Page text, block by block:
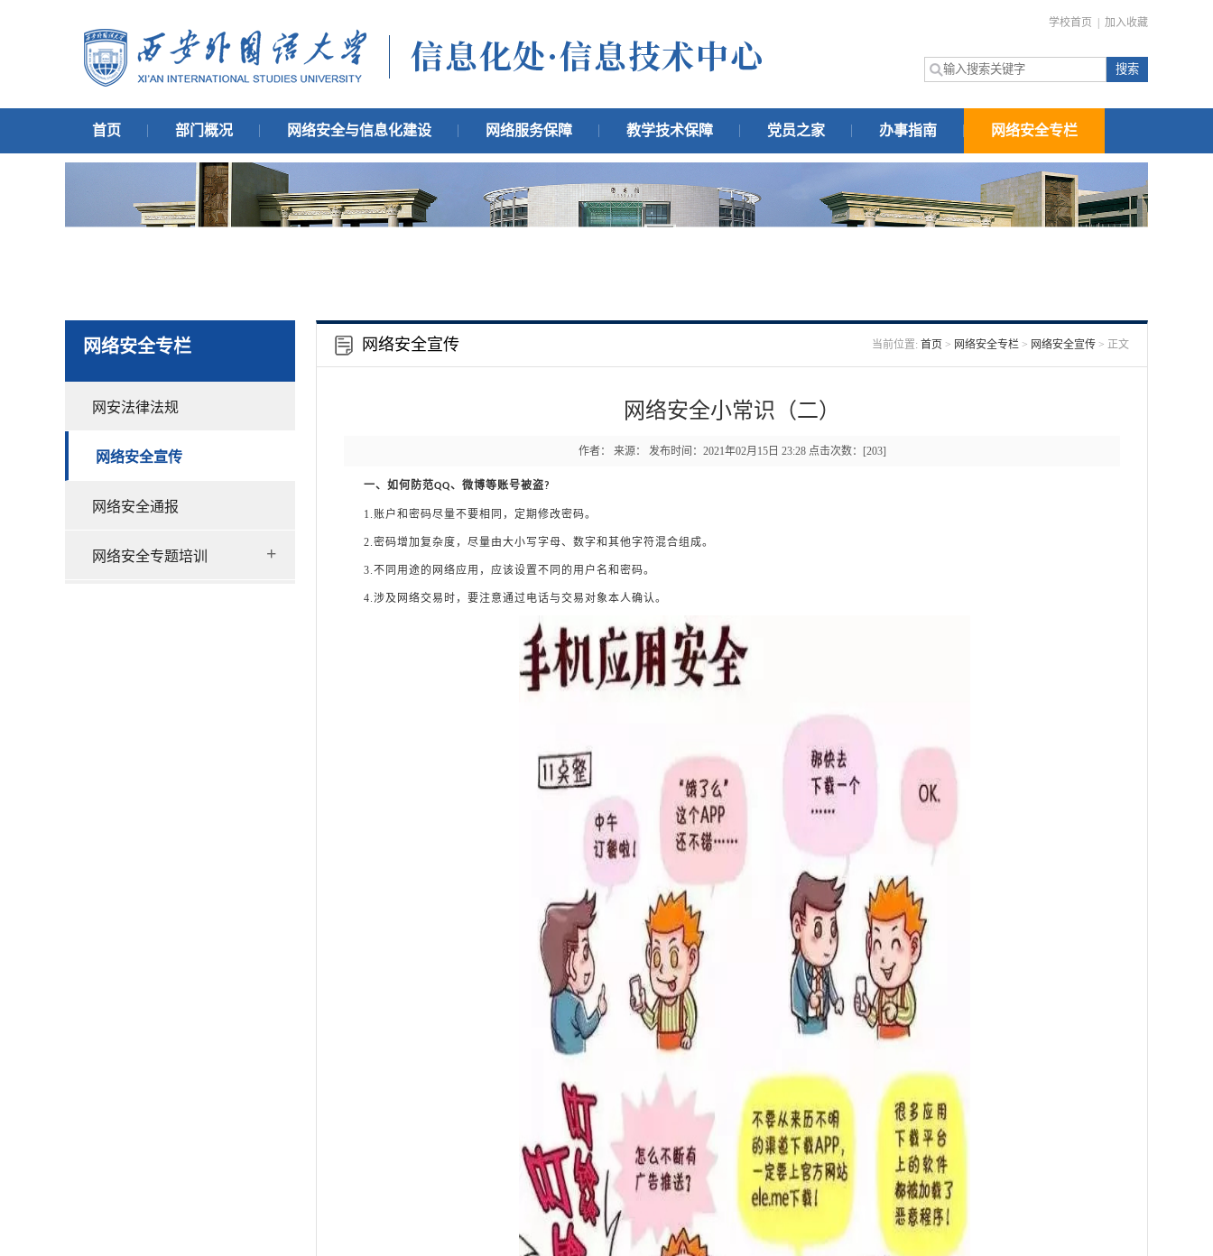
学校首页 加入收藏
首页 部门概况 网络安全与信息化建设 网络服务保障 教学技术保障 党员之家 办事指南 网络安全专栏
网络安全专栏
网安法律法规
网络安全宣传
网络安全通报
网络安全专题培训 +
网络安全宣传 当前位置: 首页 > 网络安全专栏 > 网络安全宣传 > 正文
网络安全小常识（二）
作者： 来源： 发布时间：2021年02月15日 23:28 点击次数：[203]
一、如何防范QQ、微博等账号被盗?
1.账户和密码尽量不要相同，定期修改密码。
2.密码增加复杂度，尽量由大小写字母、数字和其他字符混合组成。
3.不同用途的网络应用，应该设置不同的用户名和密码。
4.涉及网络交易时，要注意通过电话与交易对象本人确认。